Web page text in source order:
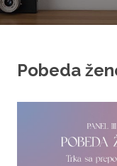
Projekti
Teen
Pobeda